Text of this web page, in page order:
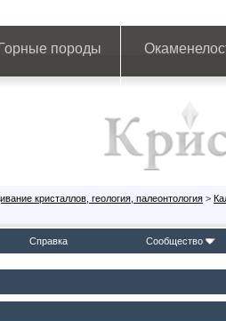
Горные породы
кристаллов, геология, палеонтология >
Справка Сообщество